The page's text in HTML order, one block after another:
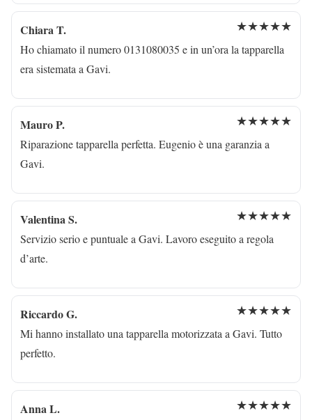
Chiara T. ★★★★★
Ho chiamato il numero 0131080035 e in un’ora la tapparella
era sistemata a Gavi.
Mauro P. ★★★★★
Riparazione tapparella perfetta. Eugenio è una garanzia a
Gavi.
Valentina S. ★★★★★
Servizio serio e puntuale a Gavi. Lavoro eseguito a regola
d’arte.
Riccardo G. ★★★★★
Mi hanno installato una tapparella motorizzata a Gavi. Tutto
perfetto.
Anna L. ★★★★★